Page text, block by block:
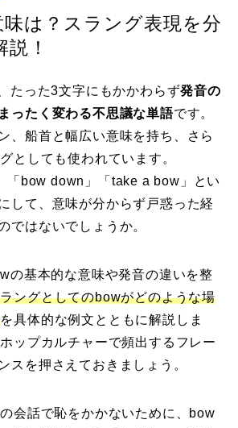
味は？スラング表現を分
！
たった3文字にもかかわらず発音の
ったく変わる不思議な単語です。
、船首と幅広い意味を持ち、さら
としても使われています。
「bow down」「take a bow」とい
して、意味が分からず戸惑った経
ではないでしょうか。
の基本的な意味や発音の違いを整
ングとしてのbowがどのような場
を具体的な例文とともに解説しま
ップカルチャーで頻出するフレー
スを押さえておきましょう。
会話で恥をかかないために、bow